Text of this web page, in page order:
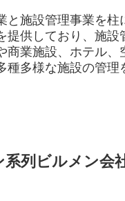
と施設管理事業を柱
提供しており、施設
商業施設、ホテル、
種多様な施設の管理
系列ビルメン会